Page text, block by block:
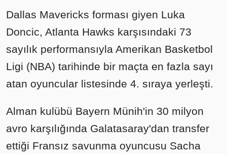
Dallas Mavericks forması giyen Luka
Doncic, Atlanta Hawks karşısındaki 73
sayılık performansıyla Amerikan Basketbol
Ligi (NBA) tarihinde bir maçta en fazla sayı
atan oyuncular listesinde 4. sıraya yerleşti.
Alman kulübü Bayern Münih'in 30 milyon
avro karşılığında Galatasaray'dan transfer
ettiği Fransız savunma oyuncusu Sacha